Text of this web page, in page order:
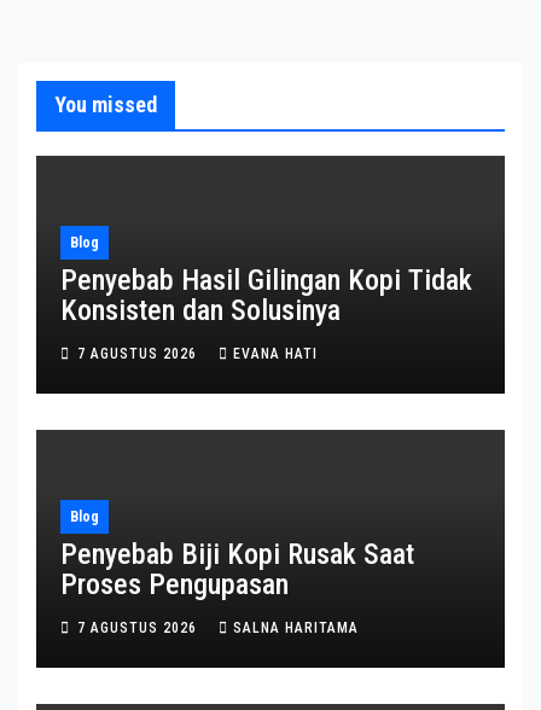
You missed
Blog
Penyebab Hasil Gilingan Kopi Tidak
Konsisten dan Solusinya
7 AGUSTUS 2026 EVANA HATI
Blog
Penyebab Biji Kopi Rusak Saat
Proses Pengupasan
7 AGUSTUS 2026 SALNA HARITAMA